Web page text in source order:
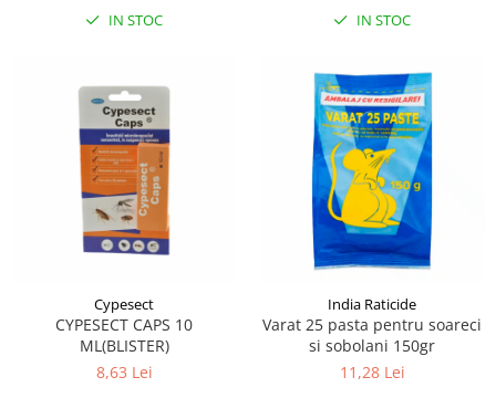
IN STOC IN STOC
Cypesect
CYPESECT CAPS 10
ML(BLISTER)
8,63 Lei
India Raticide
Varat 25 pasta pentru soareci
si sobolani 150gr
11,28 Lei